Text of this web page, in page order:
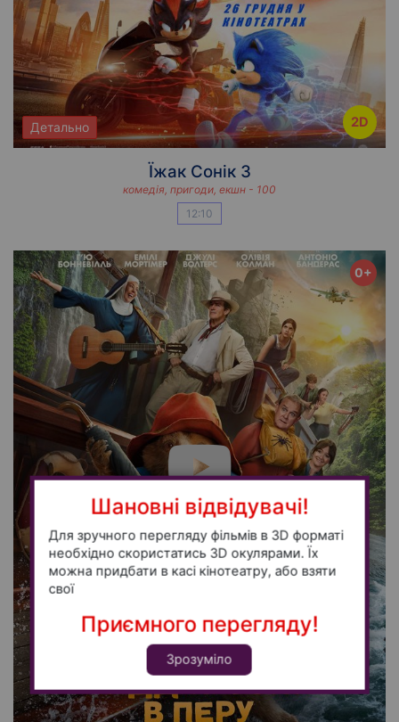
2D
Детально
Їжак Сонік 3
комедія, пригоди, екшн - 100
12:10
0+
Шановні відвідувачі!
Для зручного перегляду фільмів в 3D форматі
необхідно скористатись 3D окулярами. Їх
можна придбати в касі кінотеатру, або взяти
свої
Приємного перегляду!
Зрозуміло